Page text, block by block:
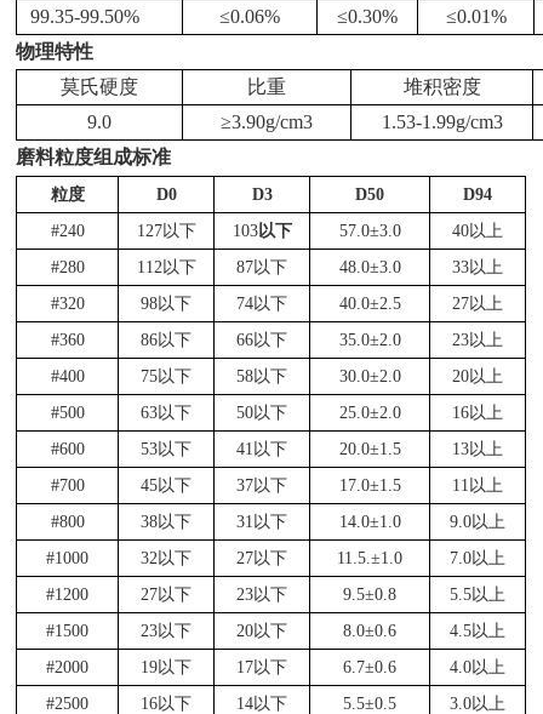
99.35-99.50% ≤0.06% ≤0.30% ≤0.01%
物理特性
莫氏硬度
比重
堆积密度
9.0
≥3.90g/cm3
1.53-1.99g/cm3
磨料粒度组成标准
粒度 D0 D3 D50
D94
#240
127以下 103以下 57.0±3.0
40以上
#280
112以下 87以下 48.0±3.0
33以上
#320
98以下 74以下 40.0±2.5
27以上
#360
86以下 66以下 35.0±2.0
23以上
#400
75以下 58以下 30.0±2.0
20以上
#500
63以下 50以下 25.0±2.0
16以上
#600
53以下 41以下 20.0±1.5
13以上
#700
45以下 37以下 17.0±1.5
11以上
#800
38以下 31以下 14.0±1.0
9.0以上
#1000
32以下 27以下 11.5.±1.0
7.0以上
#1200
27以下 23以下 9.5±0.8
5.5以上
#1500
23以下 20以下 8.0±0.6
4.5以上
#2000
19以下 17以下 6.7±0.6
4.0以上
#2500
16以下 14以下 5.5±0.5
3.0以上